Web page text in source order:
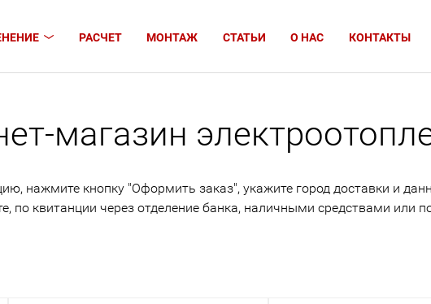
РАСЧЕТ МОНТАЖ СТАТЬИ О НАС КОНТАКТЫ
магазин
нажмите кнопку "Оформить заказ", укажите город доставки и
по квитанции через отделение банка, наличными средствами или